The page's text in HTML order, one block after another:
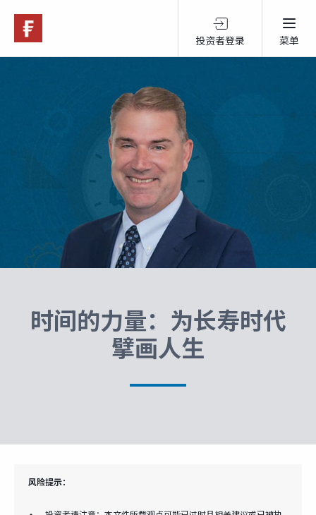
投资者登录 菜单
市场观点
富达课堂
时间的力量：为长寿时代
擘画人生
风险提示：